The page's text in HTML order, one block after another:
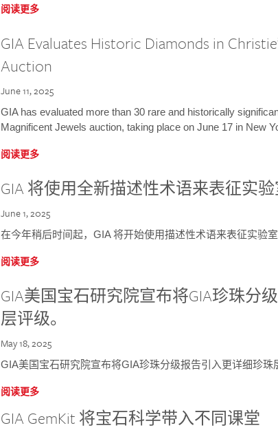
阅读更多
GIA Evaluates Historic Diamonds in
Auction
June 11, 2025
GIA has evaluated more than 30 rare and historically
Magnificent Jewels auction, taking place on June 17 in New
阅读更多
GIA 将使用全新描述性术语来表征实
June 1, 2025
在今年稍后时间起，GIA 将开始使用描述性术语来表征实验
阅读更多
GIA美国宝石研究院宣布将GIA珍珠分
层评级。
May 18, 2025
GIA美国宝石研究院宣布将GIA珍珠分级报告引入更详细珍珠
阅读更多
GIA GemKit 将宝石科学带入不同课堂